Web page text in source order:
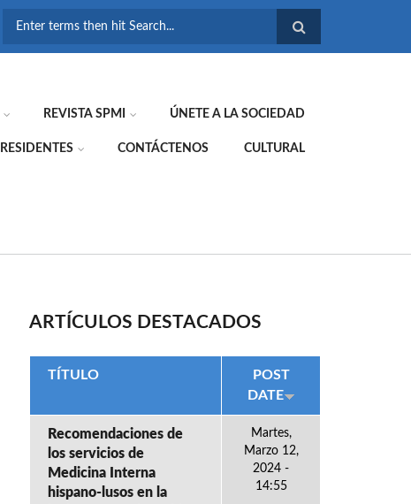
REVISTA SPMI ÚNETE A LA SOCIEDAD
RESIDENTES CONTÁCTENOS CULTURAL
ARTÍCULOS DESTACADOS
TÍTULO
POST
DATE
Recomendaciones de
los servicios de
Medicina Interna
hispano-lusos en la
Martes,
Marzo 12,
2024 -
14:55